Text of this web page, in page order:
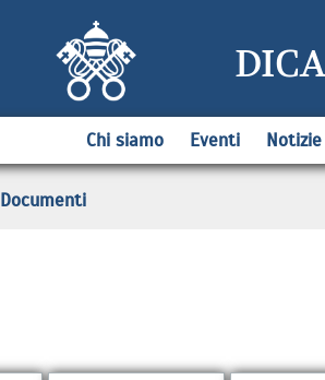
Chi siamo Eventi Notizie
Documenti